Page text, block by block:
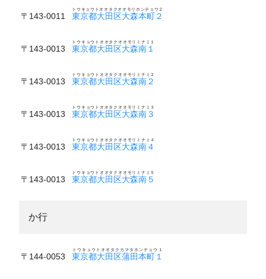
〒143-0011 東京都大田区大森本町２
トウキョウトオオタクオオモリホンチョウ２
〒143-0013 東京都大田区大森南１
トウキョウトオオタクオオモリミナミ１
〒143-0013 東京都大田区大森南２
トウキョウトオオタクオオモリミナミ２
〒143-0013 東京都大田区大森南３
トウキョウトオオタクオオモリミナミ３
〒143-0013 東京都大田区大森南４
トウキョウトオオタクオオモリミナミ４
〒143-0013 東京都大田区大森南５
トウキョウトオオタクオオモリミナミ５
か行
〒144-0053 東京都大田区蒲田本町１
トウキョウトオオタクカマタホンチョウ１